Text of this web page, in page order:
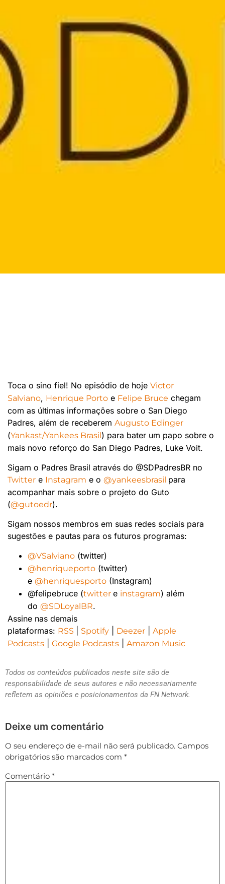
Toca o sino fiel! No episódio de hoje Victor
Salviano, Henrique Porto e Felipe Bruce chegam
com as últimas informações sobre o San Diego
Padres, além de receberem Augusto Edinger
(Yankast/Yankees Brasil ) para bater um papo sobre o
mais novo reforço do San Diego Padres, Luke Voit.
Sigam o Padres Brasil através do @SDPadresBR no
Twitter e Instagram e o @yankeesbrasil para
acompanhar mais sobre o projeto do Guto
(@gutoedr).
Sigam nossos membros em suas redes sociais para
sugestões e pautas para os futuros programas:
@VSalviano (twitter)
@henriqueporto (twitter)
e @henriquesporto (Instagram)
@felipebruce (twitter e instagram) além
do @SDLoyalBR.
Assine nas demais
plataformas: RSS Spotify Deezer
Apple
Podcasts
Google Podcasts Amazon Music
Todos os conteúdos publicados neste site são de
responsabilidade de seus autores e não necessariamente
refletem as opiniões e posicionamentos da FN Network.
Deixe um comentário
O seu endereço de e-mail não será publicado. Campos
obrigatórios são marcados com *
Comentário *